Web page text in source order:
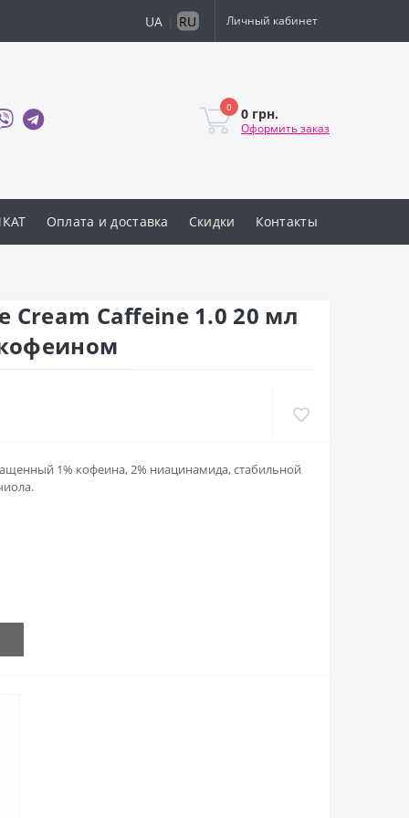
UA RU Личный кабинет
0 0 грн.
Оформить заказ
Оплата и доставка Скидки Контакты
Cream Caffeine 1.0 20 мл
1% кофеина, 2% ниацинамида, стабильной